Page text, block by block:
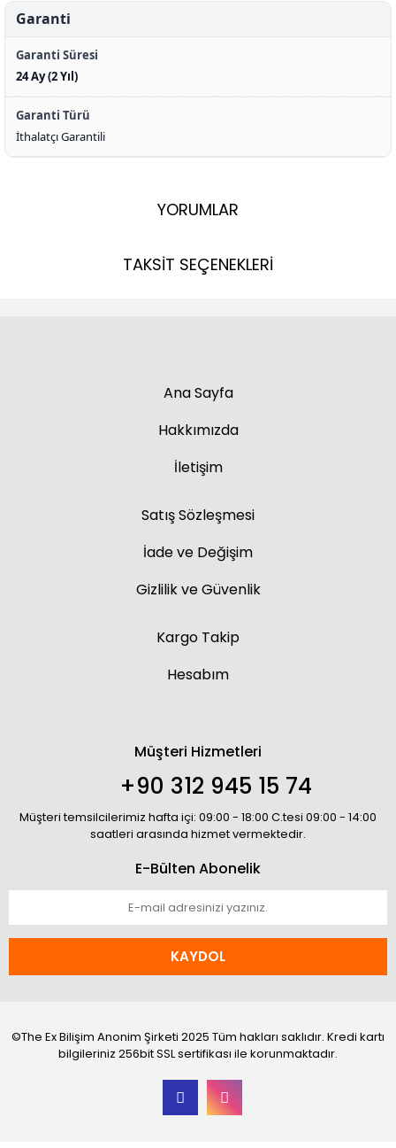
Garanti
Garanti Süresi
24 Ay (2 Yıl)
Garanti Türü
İthalatçı Garantili
YORUMLAR
TAKSİT SEÇENEKLERİ
Ana Sayfa
Hakkımızda
İletişim
Satış Sözleşmesi
İade ve Değişim
Gizlilik ve Güvenlik
Kargo Takip
Hesabım
Müşteri Hizmetleri
+90 312 945 15 74
Müşteri temsilcilerimiz hafta içi: 09:00 - 18:00 C.tesi 09:00 - 14:00
saatleri arasında hizmet vermektedir.
E-Bülten Abonelik
KAYDOL
©The Ex Bilişim Anonim Şirketi 2025 Tüm hakları saklıdır. Kredi kartı
bilgileriniz 256bit SSL sertifikası ile korunmaktadır.